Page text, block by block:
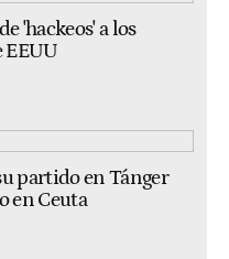
'hackeos' a los
EEUU
partido en Tánger
en Ceuta